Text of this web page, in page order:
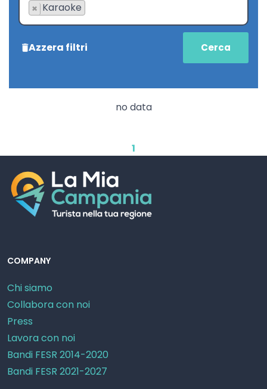
× Karaoke
Azzera filtri
no data
1
COMPANY
Chi siamo
Collabora con noi
Press
Lavora con noi
Bandi FESR 2014-2020
Bandi FESR 2021-2027